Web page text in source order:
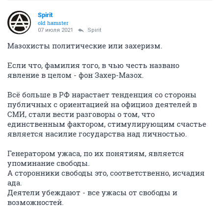
Spirit
old hamster
07 июля 2021 Spirit
Мазохисты политические или захеризм.
Если что, фамилия того, в чью честь названо
явление в целом - фон Захер-Мазох.
Всё больше в РФ нарастает тенденция со стороны
публичных с ориентацией на официоз деятелей в
СМИ, стали вести разговоры о том, что
единственным фактором, стимулирующим счастье
является насилие государства над личностью.
Генератором ужаса, по их понятиям, является
упоминание свободы.
А сторонники свободы это, соответственно, исчадия
ада.
Деятели убеждают - все ужасы от свободы и
возможностей.